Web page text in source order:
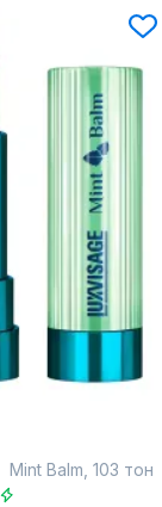
Mint Balm, 103 тон